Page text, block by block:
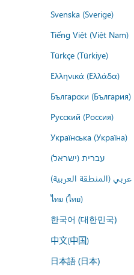
Svenska (Sverige)
Tiếng Việt (Việt Nam)
Türkçe (Türkiye)
Ελληνικά (Ελλάδα)
Български (България)
Русский (Россия)
Українська (Україна)
עברית (ישראל)
عربي (المنطقة العربية)
ไทย (ไทย)
한국어 (대한민국)
中文(中国)
日本語 (日本)